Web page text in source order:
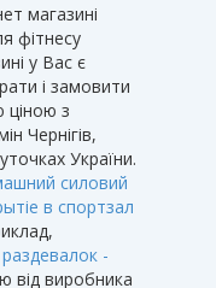
магазині
фітнесу
у Вас є
і замовити
ціною з
Чернігів,
України.
силовий
в спортзал
-
від виробника